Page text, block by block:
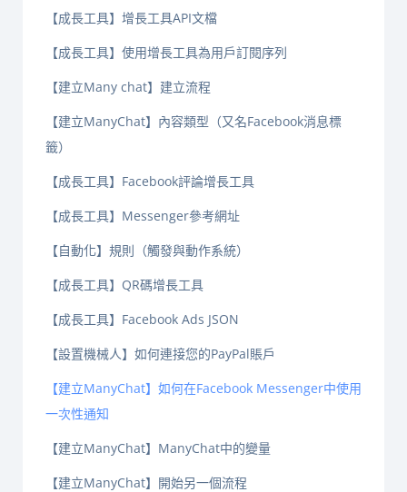
【成長工具】增長工具API文檔
【成長工具】使用增長工具為用戶訂閱序列
【建立Many chat】建立流程
【建立ManyChat】內容類型（又名Facebook消息標
籤）
【成長工具】Facebook評論增長工具
【成長工具】Messenger參考網址
【自動化】規則（觸發與動作系統）
【成長工具】QR碼增長工具
【成長工具】Facebook Ads JSON
【設置機械人】如何連接您的PayPal賬戶
【建立ManyChat】如何在Facebook Messenger中使用
一次性通知
【建立ManyChat】ManyChat中的變量
【建立ManyChat】開始另一個流程